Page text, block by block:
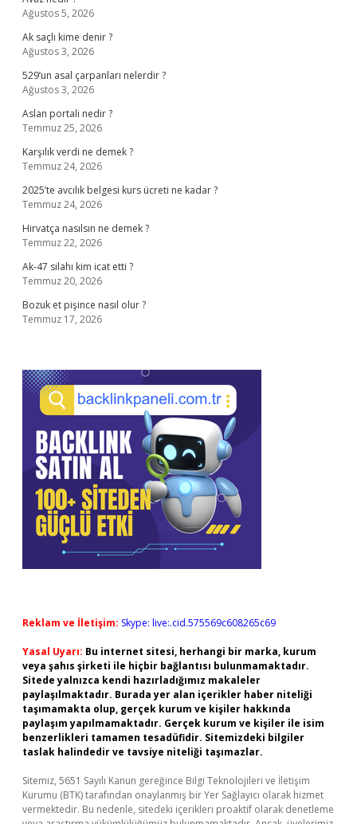
Ağustos 5, 2026
Ak saçlı kime denir ?
Ağustos 3, 2026
529’un asal çarpanları nelerdir ?
Ağustos 3, 2026
Aslan portali nedir ?
Temmuz 25, 2026
Karşılık verdi ne demek ?
Temmuz 24, 2026
2025’te avcılık belgesi kurs ücreti ne kadar ?
Temmuz 24, 2026
Hirvatça nasılsın ne demek ?
Temmuz 22, 2026
Ak-47 silahı kim icat etti ?
Temmuz 20, 2026
Bozuk et pişince nasıl olur ?
Temmuz 17, 2026
Reklam ve İletişim: Skype: live:.cid.575569c608265c69
Yasal Uyarı: Bu internet sitesi, herhangi bir marka, kurum
veya şahıs şirketi ile hiçbir bağlantısı bulunmamaktadır.
Sitede yalnızca kendi hazırladığımız makaleler
paylaşılmaktadır. Burada yer alan içerikler haber niteliği
taşımamakta olup, gerçek kurum ve kişiler hakkında
paylaşım yapılmamaktadır. Gerçek kurum ve kişiler ile isim
benzerlikleri tamamen tesadüfidir. Sitemizdeki bilgiler
taslak halindedir ve tavsiye niteliği taşımazlar.
Sitemiz, 5651 Sayılı Kanun gereğince Bilgi Teknolojileri ve İletişim
Kurumu (BTK) tarafından onaylanmış bir Yer Sağlayıcı olarak hizmet
vermektedir. Bu nedenle, sitedeki içerikleri proaktif olarak denetleme